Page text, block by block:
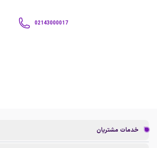
02143000017
خدمات مشتریان